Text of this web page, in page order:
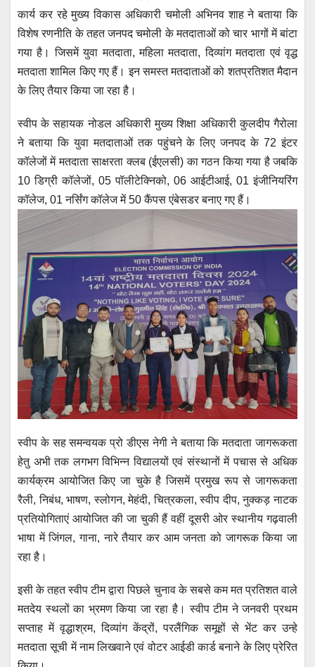
p
o
k
er
कार्य कर रहे मुख्य विकास अधिकारी चमोली अभिनव शाह ने बताया कि
विशेष रणनीति के तहत जनपद चमोली के मतदाताओं को चार भागों में बांटा
गया है। जिसमें युवा मतदाता, महिला मतदाता, दिव्यांग मतदाता एवं वृद्ध
मतदाता शामिल किए गए हैं। इन समस्त मतदाताओं को शतप्रतिशत मैदान
के लिए तैयार किया जा रहा है।
स्वीप के सहायक नोडल अधिकारी मुख्य शिक्षा अधिकारी कुलदीप गैरोला
ने बताया कि युवा मतदाताओं तक पहुंचने के लिए जनपद के 72 इंटर
कॉलेजों में मतदाता साक्षरता क्लब (ईएलसी) का गठन किया गया है जबकि
10 डिग्री कॉलेजों, 05 पॉलीटेक्निको, 06 आईटीआई, 01 इंजीनियरिंग
कॉलेज, 01 नर्सिंग कॉलेज में 50 कैंपस एंबेसडर बनाए गए हैं।
स्वीप के सह समन्वयक प्रो डीएस नेगी ने बताया कि मतदाता जागरूकता
हेतु अभी तक लगभग विभिन्न विद्यालयों एवं संस्थानों में पचास से अधिक
कार्यक्रम आयोजित किए जा चुके है जिसमें प्रमुख रूप से जागरूकता
रैली, निबंध, भाषण, स्लोगन, मेहंदी, चित्रकला, स्वीप दीप, नुक्कड़ नाटक
प्रतियोगिताएं आयोजित की जा चुकी हैं वहीं दूसरी ओर स्थानीय गढ़वाली
भाषा में जिंगल, गाना, नारे तैयार कर आम जनता को जागरूक किया जा
रहा है।
इसी के तहत स्वीप टीम द्वारा पिछले चुनाव के सबसे कम मत प्रतिशत वाले
मतदेय स्थलों का भ्रमण किया जा रहा है। स्वीप टीम ने जनवरी प्रथम
सप्ताह में वृद्धाश्रम, दिव्यांग केंद्रों, परलैंगिक समूहों से भेंट कर उन्हे
मतदाता सूची में नाम लिखवाने एवं वोटर आईडी कार्ड बनाने के लिए प्रेरित